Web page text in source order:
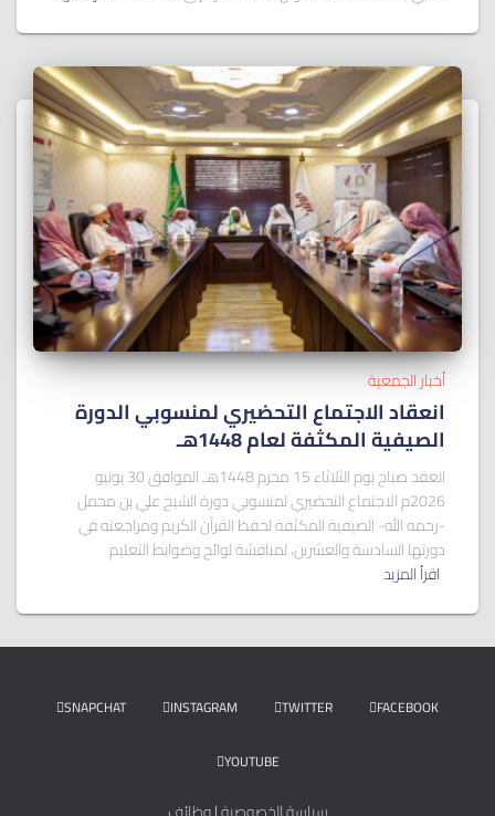
أخبار الجمعية
انعقاد الاجتماع التحضيري لمنسوبي الدورة
الصيفية المكثفة لعام 1448هـ
انعقد صباح يوم الثلاثاء 15 محرم 1448هـ الموافق 30 يونيو
2026م الاجتماع التحضيري لمنسوبي دورة الشيخ علي بن محمل
-رحمه الله- الصيفية المكثفة لحفظ القرآن الكريم ومراجعته في
دورتها السادسة والعشرين، لمناقشة لوائح وضوابط التعليم
اقرأ المزيد
FACEBOOK
TWITTER
INSTAGRAM
SNAPCHAT
YOUTUBE